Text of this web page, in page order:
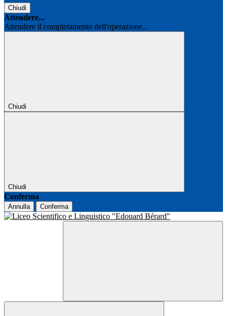
Chiudi
Attendere...
Attendere il completamento dell'operazione...
Chiudi
Chiudi
Conferma
Annulla Conferma